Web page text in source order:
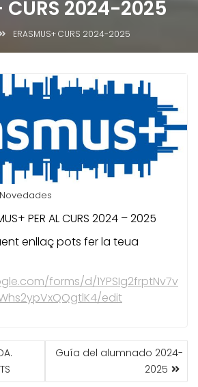
CURS 2024-2025
ERASMUS+ CURS 2024-2025
Novedades
PER AL CURS 2024 – 2025
enllaç pots fer la teua
forms/d/1YPSIg2frptNv7v
edit
Guía del alumnado 2024-
2025